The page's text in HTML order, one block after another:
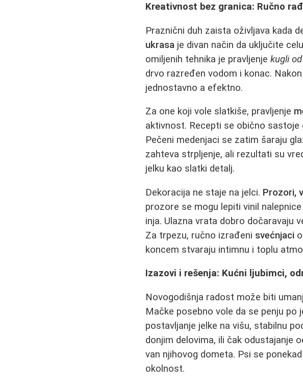
Kreativnost bez granica: Ručno
Praznični duh zaista oživljava kada
ukrasa je divan način da uključite
omiljenih tehnika je pravljenjekugli
drvo razređen vodom i konac.
jednostavno a efektno.
Za one koji vole slatkiše, pravljenje
aktivnost. Recepti se obično sastoje
Pečeni medenjaci se zatim šaraju
zahteva strpljenje, ali rezultati su
jelku kao slatki detalj.
Dekoracija ne staje na jelci. Prozori,
prozore se mogu lepiti vinil
inja. Ulazna vrata dobro dočaravaju
Za trpezu, ručno izrađeni svećnjaci
koncem stvaraju intimnu i toplu
Izazovi i rešenja: Kućni ljubimci,
Novogodišnja radost može biti
Mačke posebno vole da se penju po
postavljanje jelke na višu, stabilnu
donjim delovima, ili čak odustajanje
van njihovog dometa. Psi se
okolnost.